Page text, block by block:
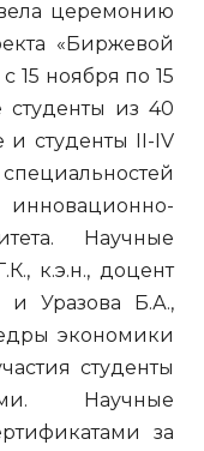
церемонию
«Биржевой
15 ноября по 15
студенты из 40
и студенты II-IV
Научные
к.э.н., доцент
Уразова Б.А.,
экономики
студенты
Научные
за